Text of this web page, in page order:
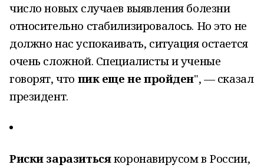
число новых случаев выявления болезни
относительно стабилизировалось. Но это не
должно нас успокаивать, ситуация остается
очень сложной. Специалисты и ученые
говорят, что пик еще не пройден", — сказал
президент.
Риски заразитьсякоронавирусом в России,